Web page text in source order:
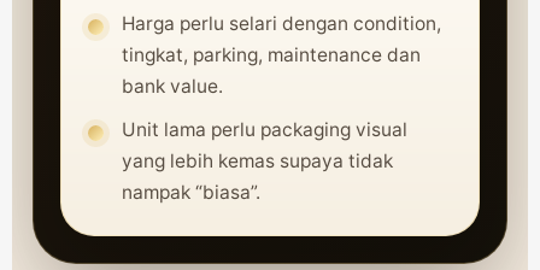
Harga perlu selari dengan condition,
tingkat, parking, maintenance dan
bank value.
Unit lama perlu packaging visual
yang lebih kemas supaya tidak
nampak “biasa”.